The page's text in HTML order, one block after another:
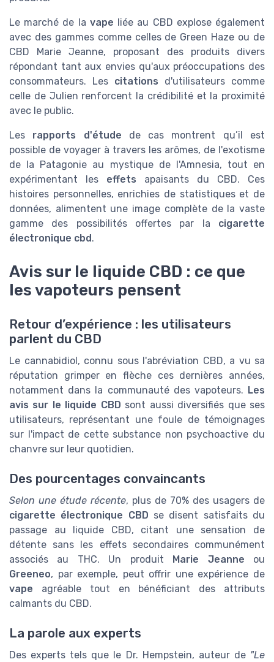
Le marché de la vape liée au CBD explose également
avec des gammes comme celles de Green Haze ou de
CBD Marie Jeanne, proposant des produits divers
répondant tant aux envies qu'aux préoccupations des
consommateurs. Les citations d'utilisateurs comme
celle de Julien renforcent la crédibilité et la proximité
avec le public.
Les rapports d'étude de cas montrent qu’il est
possible de voyager à travers les arômes, de l'exotisme
de la Patagonie au mystique de l'Amnesia, tout en
expérimentant les effets apaisants du CBD. Ces
histoires personnelles, enrichies de statistiques et de
données, alimentent une image complète de la vaste
gamme des possibilités offertes par la cigarette
électronique cbd .
Avis sur le liquide CBD : ce que
les vapoteurs pensent
Retour d’expérience : les utilisateurs
parlent du CBD
Le cannabidiol, connu sous l'abréviation CBD, a vu sa
réputation grimper en flèche ces dernières années,
notamment dans la communauté des vapoteurs. Les
avis sur le liquide CBD sont aussi diversifiés que ses
utilisateurs, représentant une foule de témoignages
sur l'impact de cette substance non psychoactive du
chanvre sur leur quotidien.
Des pourcentages convaincants
Selon une étude récente, plus de 70% des usagers de
cigarette électronique CBD se disent satisfaits du
passage au liquide CBD, citant une sensation de
détente sans les effets secondaires communément
associés au THC. Un produit Marie Jeanne ou
Greeneo, par exemple, peut offrir une expérience de
vape agréable tout en bénéficiant des attributs
calmants du CBD.
La parole aux experts
Des experts tels que le Dr. Hempstein, auteur de "Le